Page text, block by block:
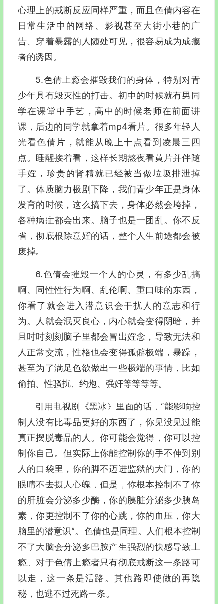
心理上的戒断反应同样严重，而且色倩内容在
日常生活中的网络、影视甚至大街小巷的广
告、穿着暴露的人随处可见，很容易成为成瘾
者的诱因。
5.色倩上瘾会摧毁我们的身体，特别对青
少年具有毁灭性的打击。初中的时候就有男同
学在课堂中手艺，高中的时候老师在前面讲
课，后边的同学就拿着mp4看片。很多年轻人
光看色倩片，就能从晚上十点看到凌晨三四
点。睡醒接着看，这样长期熬夜看黄片并伴随
手婬，珍贵的肾精就已经被当做垃圾排泄掉
了。体质脑力极剧下降，我们青少年正是身体
发育的时候，这么搞下去，身体必然会垮掉，
各种病症都会出来。脑子也是一团乱。你不反
省，彻底根除意婬的话，整个人生前途都会被
废掉。
6.色倩会摧毁一个人的心灵，有多少乱搞
啊、同性性行为啊、乱伦啊、重口味的东西，
你看了就会进入潜意识会干扰人的意志和行
为。人就会泯灭良心，内心就会变得阴暗，并
且时时刻刻脑子里都会冒出婬念，导致无法和
人正常交流，性格也会变得孤僻极端，暴躁，
甚至为了满足色欲做出一些极端的事情，比如
偷拍、性骚扰、约炮、强奸等等等等。
引用电视剧《黑冰》里面的话，“能影响控
制人没有比毒品更好的东西了，你见没见过能
真正摆脱毒品的人。你可能会觉得，你可以控
制你自己。但实际上你能控制你的手不伸到别
人的口袋里，你的脚不迈进监狱的大门，你的
眼睛不去摄人心魄，但是，你根本控制不了你
的肝脏会分泌多少酶，你的胰脏分泌多少胰岛
素，你更控制不了你的心跳，你的血压，你大
脑里的潜意识”。色倩也是同理。人们根本控制
不了大脑会分泌多巴胺产生强烈的快感导致上
瘾。对于色倩上瘾者只有彻底戒断这一条路可
以走，这一条是活路。其他路即使做的再隐
秘，也逃不过死路一条。